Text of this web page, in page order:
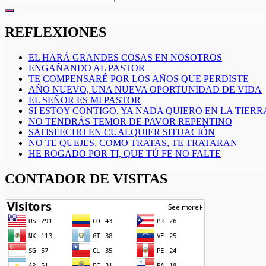
for:
REFLEXIONES
EL HARÁ GRANDES COSAS EN NOSOTROS
ENGAÑANDO AL PASTOR
TE COMPENSARÉ POR LOS AÑOS QUE PERDISTE
AÑO NUEVO, UNA NUEVA OPORTUNIDAD DE VIDA
EL SEÑOR ES MI PASTOR
SI ESTOY CONTIGO, YA NADA QUIERO EN LA
NO TENDRÁS TEMOR DE PAVOR REPENTINO
SATISFECHO EN CUALQUIER SITUACIÓN
NO TE QUEJES, COMO TRATAS, TE TRATARAN
HE ROGADO POR TI, QUE TÚ FE NO FALTE
CONTADOR DE VISITAS